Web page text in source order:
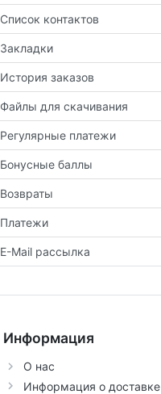
Список контактов
Закладки
История заказов
Файлы для скачивания
Регулярные платежи
Бонусные баллы
Возвраты
Платежи
E-Mail рассылка
Информация
О нас
Информация о доставке